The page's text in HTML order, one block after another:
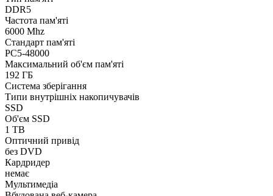
DDR5
Частота пам'яті
6000 Mhz
Стандарт пам'яті
PC5-48000
Максимальний об'єм пам'яті
192 ГБ
Система зберігання
Типи внутрішніх накопичувачів
SSD
Об'єм SSD
1 TB
Оптичний привід
без DVD
Кардридер
немає
Мультимедіа